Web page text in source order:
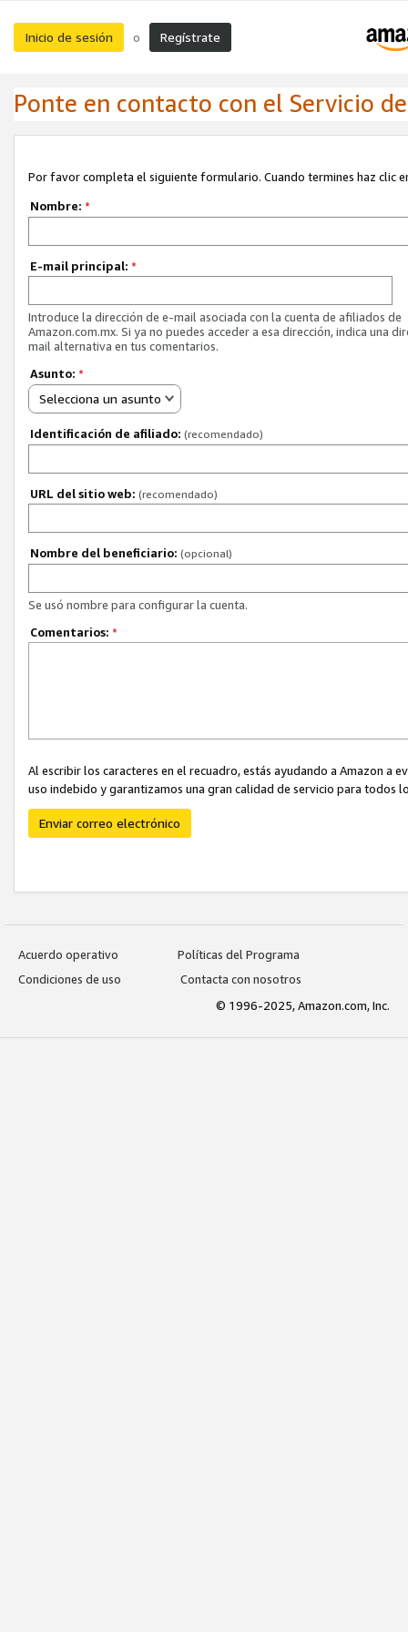
Inicio de sesión o Regístrate
Ponte en contacto con el Servicio
Por favor completa el siguiente formulario. Cuando termines haz clic
Nombre: *
E-mail principal: *
Introduce la dirección de e-mail asociada con la cuenta de afiliados de
Amazon.com.mx. Si ya no puedes acceder a esa dirección, indica una
mail alternativa en tus comentarios.
Asunto: *
Selecciona un asunto
Identificación de afiliado: (recomendado)
URL del sitio web: (recomendado)
Nombre del beneficiario: (opcional)
Se usó nombre para configurar la cuenta.
Comentarios: *
Al escribir los caracteres en el recuadro, estás ayudando a Amazon
uso indebido y garantizamos una gran calidad de servicio para todos
Enviar correo electrónico
Acuerdo operativo
Políticas del Programa
Condiciones de uso
Contacta con nosotros
© 1996-2025, Amazon.com, Inc.